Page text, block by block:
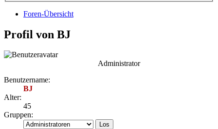
Foren-Übersicht
Profil von BJ
Administrator
Benutzername:
BJ
Alter:
45
Gruppen: